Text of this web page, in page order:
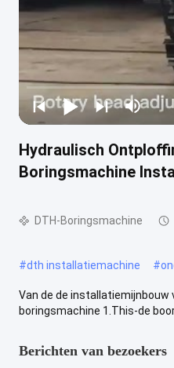
Hydraulisch
Boringsmachine
DTH-Boringsmachine
#dth installatiemachine #
Van de de installatiemijnbouw
boringsmachine 1.This-de
Berichten van bezoekers